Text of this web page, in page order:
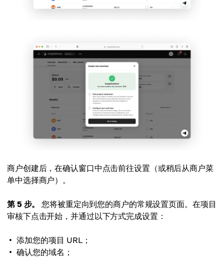
商户创建后，在确认窗口中点击前往设置（或稍后从商户菜
单中选择商户）。
第 5 步。
您将被重定向到您的商户的常规设置页面。在项目
审核下点击开始，并通过以下方式完成设置：
添加您的项目 URL；
确认您的域名；